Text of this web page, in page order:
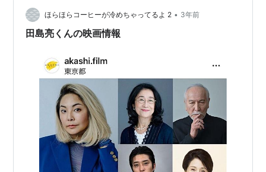
ほらほらコーヒーが冷めちゃってるよ 2 • 3年前
田島亮くんの映画情報